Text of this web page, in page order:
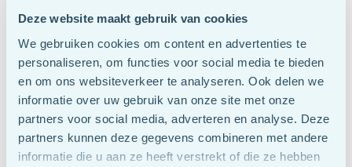
Deze website maakt gebruik van cookies
We gebruiken cookies om content en advertenties te
personaliseren, om functies voor social media te bieden
en om ons websiteverkeer te analyseren. Ook delen we
informatie over uw gebruik van onze site met onze
partners voor social media, adverteren en analyse. Deze
partners kunnen deze gegevens combineren met andere
informatie die u aan ze heeft verstrekt of die ze hebben
snel tempo. Voor hem staat zijn bord met soep. Tijdens het
schuift zijn stoel heen en weer door het zwaaien van zijn
benen.
Alle kinderen zijn weleens onrustig of enthousiast. Sommige
kinderen zijn snel en vaak onrustig. Het kan zijn dat deze
kinderen moeite hebben met het verwerken van allerlei